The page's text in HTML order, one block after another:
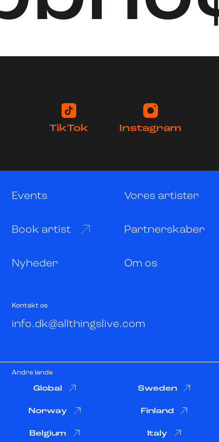
TikTok Instagram
Events Vores artister
Book artist Partnerskaber
Nyheder Om os
Kontakt os
info.dk@allthingslive.com
Andre lande
Global Sweden
Norway Finland
Belgium Italy